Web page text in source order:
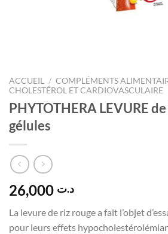
ACCUEIL / COMPLÉMENTS
CHOLESTÉROL ET CARDIOVASCULAIRE
PHYTOTHERA LEVURE
gélules
د.ت
La levure de riz rouge a fait l’objet
pour leurs effets